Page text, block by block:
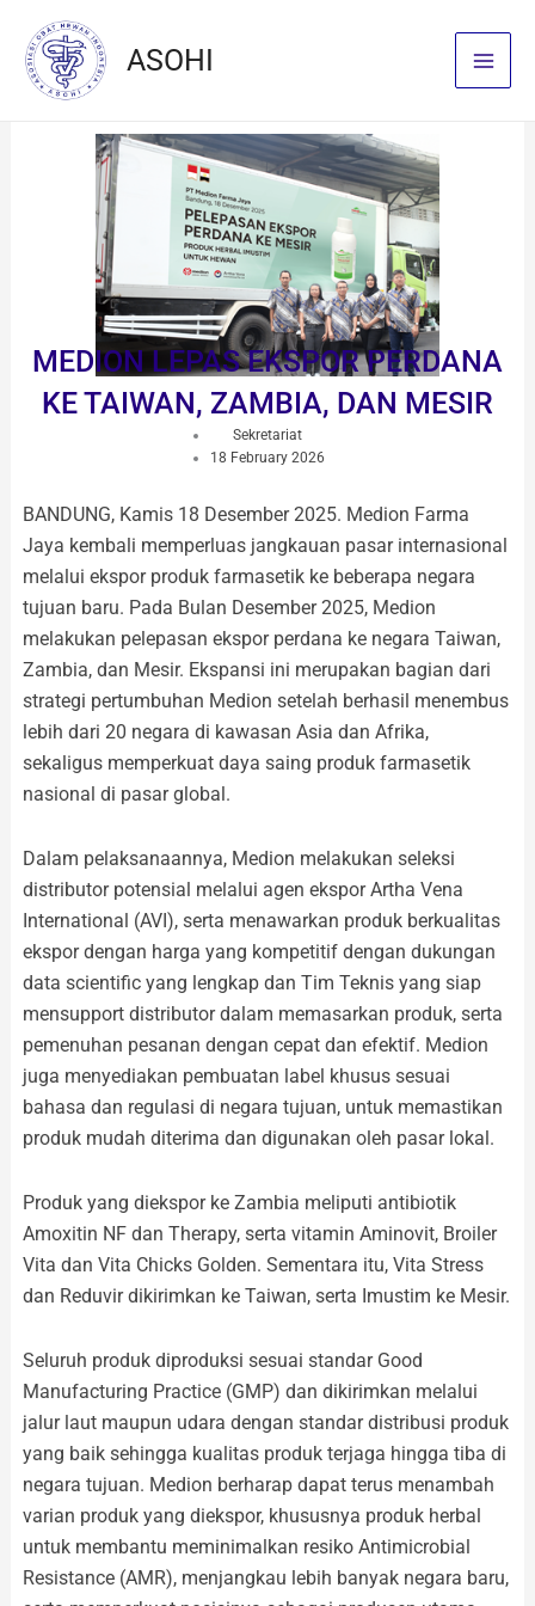
content
ASOHI
MEDION LEPAS EKSPOR PERDANA
KE TAIWAN, ZAMBIA, DAN MESIR
Sekretariat
18 February 2026
BANDUNG, Kamis 18 Desember 2025. Medion Farma
Jaya kembali memperluas jangkauan pasar internasional
melalui ekspor produk farmasetik ke beberapa negara
tujuan baru. Pada Bulan Desember 2025, Medion
melakukan pelepasan ekspor perdana ke negara Taiwan,
Zambia, dan Mesir. Ekspansi ini merupakan bagian dari
strategi pertumbuhan Medion setelah berhasil menembus
lebih dari 20 negara di kawasan Asia dan Afrika,
sekaligus memperkuat daya saing produk farmasetik
nasional di pasar global.
Dalam pelaksanaannya, Medion melakukan seleksi
distributor potensial melalui agen ekspor Artha Vena
International (AVI), serta menawarkan produk berkualitas
ekspor dengan harga yang kompetitif dengan dukungan
data scientific yang lengkap dan Tim Teknis yang siap
mensupport distributor dalam memasarkan produk, serta
pemenuhan pesanan dengan cepat dan efektif. Medion
juga menyediakan pembuatan label khusus sesuai
bahasa dan regulasi di negara tujuan, untuk memastikan
produk mudah diterima dan digunakan oleh pasar lokal.
Produk yang diekspor ke Zambia meliputi antibiotik
Amoxitin NF dan Therapy, serta vitamin Aminovit, Broiler
Vita dan Vita Chicks Golden. Sementara itu, Vita Stress
dan Reduvir dikirimkan ke Taiwan, serta Imustim ke Mesir.
Seluruh produk diproduksi sesuai standar Good
Manufacturing Practice (GMP) dan dikirimkan melalui
jalur laut maupun udara dengan standar distribusi produk
yang baik sehingga kualitas produk terjaga hingga tiba di
negara tujuan. Medion berharap dapat terus menambah
varian produk yang diekspor, khususnya produk herbal
untuk membantu meminimalkan resiko Antimicrobial
Resistance (AMR), menjangkau lebih banyak negara baru,